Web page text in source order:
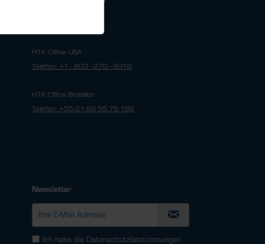
HTK Office USA
Telefon: +1 - 803 - 270 - 8010
HTK Office Brasilien
Telefon: +55-21-99 55 75 166
Newsletter
Ich habe die Datenschutzbestimmungen